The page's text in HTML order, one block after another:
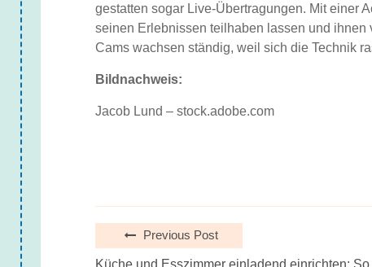
gestatten sogar Live-Übertragungen. Mit einer
seinen Erlebnissen teilhaben lassen und
Cams wachsen ständig, weil sich die Technik
Bildnachweis:
Jacob Lund – stock.adobe.com
Previous Post
Küche und Esszimmer einladend einrichten: